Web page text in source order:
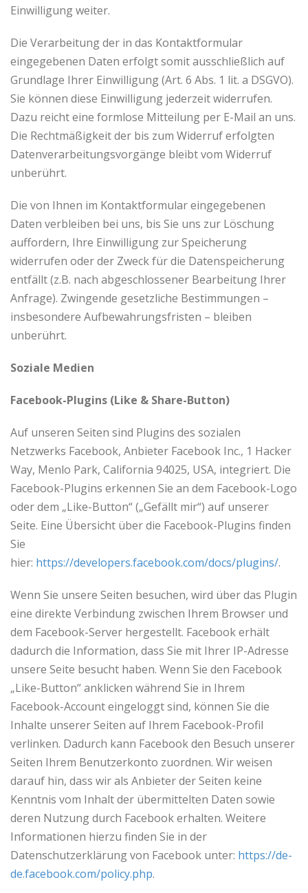
Einwilligung weiter.
Die Verarbeitung der in das Kontaktformular
eingegebenen Daten erfolgt somit ausschließlich auf
Grundlage Ihrer Einwilligung (Art. 6 Abs. 1 lit. a DSGVO).
Sie können diese Einwilligung jederzeit widerrufen.
Dazu reicht eine formlose Mitteilung per E-Mail an uns.
Die Rechtmäßigkeit der bis zum Widerruf erfolgten
Datenverarbeitungsvorgänge bleibt vom Widerruf
unberührt.
Die von Ihnen im Kontaktformular eingegebenen
Daten verbleiben bei uns, bis Sie uns zur Löschung
auffordern, Ihre Einwilligung zur Speicherung
widerrufen oder der Zweck für die Datenspeicherung
entfällt (z.B. nach abgeschlossener Bearbeitung Ihrer
Anfrage). Zwingende gesetzliche Bestimmungen –
insbesondere Aufbewahrungsfristen – bleiben
unberührt.
Soziale Medien
Facebook-Plugins (Like & Share-Button)
Auf unseren Seiten sind Plugins des sozialen
Netzwerks Facebook, Anbieter Facebook Inc., 1 Hacker
Way, Menlo Park, California 94025, USA, integriert. Die
Facebook-Plugins erkennen Sie an dem Facebook-Logo
oder dem „Like-Button“ („Gefällt mir“) auf unserer
Seite. Eine Übersicht über die Facebook-Plugins finden
Sie
hier: https://developers.facebook.com/docs/plugins/.
Wenn Sie unsere Seiten besuchen, wird über das Plugin
eine direkte Verbindung zwischen Ihrem Browser und
dem Facebook-Server hergestellt. Facebook erhält
dadurch die Information, dass Sie mit Ihrer IP-Adresse
unsere Seite besucht haben. Wenn Sie den Facebook
„Like-Button“ anklicken während Sie in Ihrem
Facebook-Account eingeloggt sind, können Sie die
Inhalte unserer Seiten auf Ihrem Facebook-Profil
verlinken. Dadurch kann Facebook den Besuch unserer
Seiten Ihrem Benutzerkonto zuordnen. Wir weisen
darauf hin, dass wir als Anbieter der Seiten keine
Kenntnis vom Inhalt der übermittelten Daten sowie
deren Nutzung durch Facebook erhalten. Weitere
Informationen hierzu finden Sie in der
Datenschutzerklärung von Facebook unter: https://de-
de.facebook.com/policy.php.